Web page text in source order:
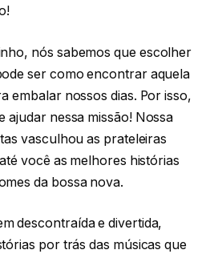
nós sabemos que escolher
ser como encontrar aquela
embalar nossos dias. Por isso,
ajudar nessa missão! Nossa
vasculhou as prateleiras
você as melhores histórias
da bossa nova.
descontraída e divertida,
por trás das músicas que